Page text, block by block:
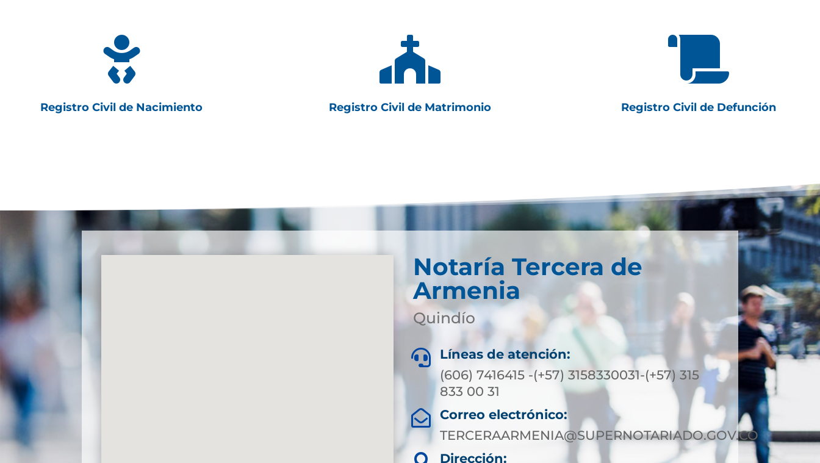

Registro Civil de Nacimiento

Registro Civil de Matrimonio

Registro Civil de Defunción
Notaría Tercera de
Armenia
Quindío

Líneas de atención:
(606) 7416415 -(+57) 3158330031-(+57) 315
833 00 31

Correo electrónico:
TERCERAARMENIA@SUPERNOTARIADO.GOV.CO
Dirección: